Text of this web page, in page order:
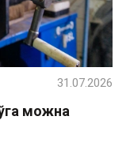
можна
31.07.2026